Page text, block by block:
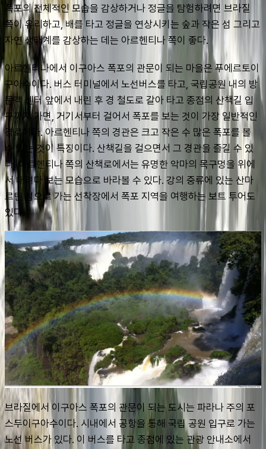
폭포의 전체적인 모습을 감상하거나 정글을 탐험하려면 브라질
쪽이 유리하고, 배를 타고 정글을 연상시키는 숲과 작은 섬 그리고
자연 생태계를 감상하는 데는 아르헨티나 쪽이 좋다.
아르헨티나에서 이구아스 폭포의 관문이 되는 마을은 푸에르토이
구아수이다. 버스 터미널에서 노선버스를 타고, 국립공원 내의 방
문객 센터 앞에서 내린 후 경 철도로 갈아 타고 종점의 산책길 입
구까지 가면, 거기서부터 걸어서 폭포를 보는 것이 가장 일반적인
경로이다. 아르헨티나 쪽의 경관은 크고 작은 수 많은 폭포를 볼
수 있는 것이 특징이다. 산책길을 걸으면서 그 경관을 즐길 수 있
다. 아르헨티나 쪽의 산책로에서는 유명한 악마의 목구멍을 위에
서 내려다 보는 모습으로 바라볼 수 있다. 강의 중류에 있는 산마
르틴 섬으로 가는 선착장에서 폭포 지역을 여행하는 보트 투어도
있다.
브라질에서 이구아스 폭포의 관문이 되는 도시는 파라나 주의 포
스두이구아수이다. 시내에서 공항을 통해 국립 공원 입구로 가는
노선 버스가 있다. 이 버스를 타고 종점에 있는 관광 안내소에서